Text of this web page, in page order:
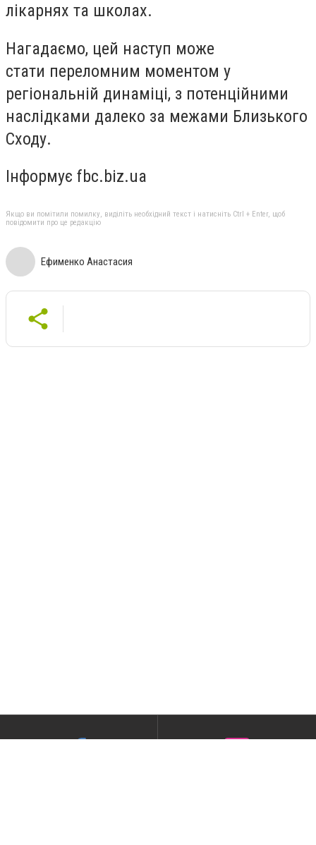
лікарнях та школах.
Нагадаємо, цей наступ може
стати переломним моментом у
регіональній динаміці, з потенційними
наслідками далеко за межами Близького
Сходу.
Інформує fbc.biz.ua
Якщо ви помітили помилку, виділіть необхідний текст і натисніть Ctrl + Enter, щоб
повідомити про це редакцію
Ефименко Анастасия